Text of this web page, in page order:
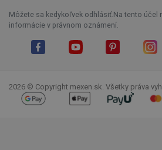
Môžete sa kedykoľvek odhlásiť.Na tento účel
informácie v právnom oznámení.
2026 © Copyright mexen.sk. Všetky práva